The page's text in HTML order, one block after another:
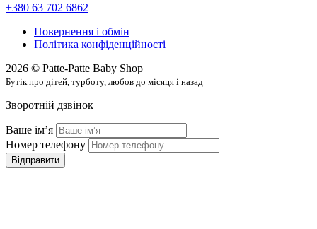
+380 63 702 6862
Повернення і обмін
Політика конфіденційності
2026 © Patte-Patte Baby Shop
Бутік про дітей, турботу, любов до місяця і назад
Зворотній дзвінок
Ваше імʼя
Номер телефону
Відправити